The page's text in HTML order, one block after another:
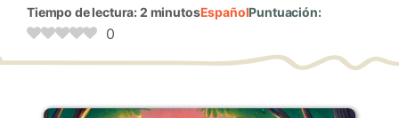
Tiempo de lectura: 2 minutosEspañolPuntuación:
0